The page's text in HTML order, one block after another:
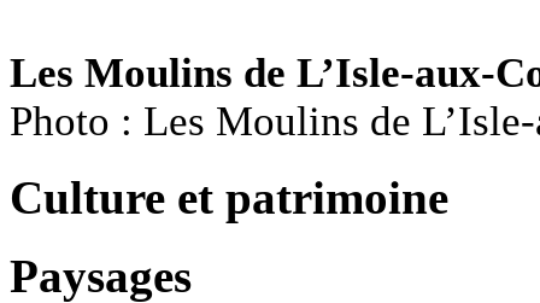
Les Moulins de L’Isle-aux-
Photo : Les Moulins de
Culture et patrimoine
Paysages